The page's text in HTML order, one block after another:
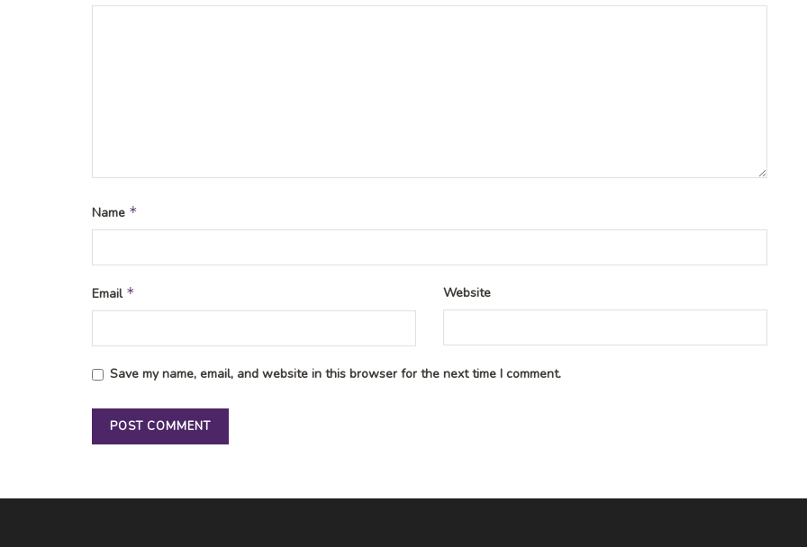
Name *
Email * Website
Save my name, email, and website in this browser for the next time I comment.